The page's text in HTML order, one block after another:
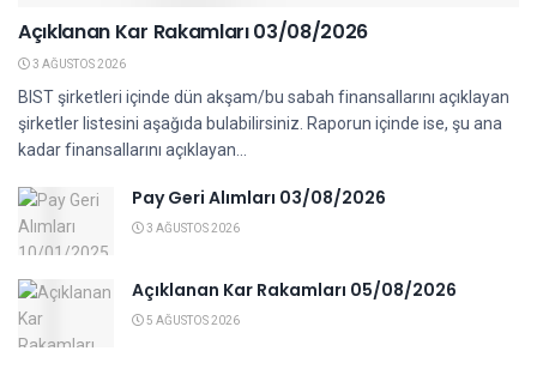
Açıklanan Kar Rakamları 03/08/2026
3 AĞUSTOS 2026
BIST şirketleri içinde dün akşam/bu sabah finansallarını açıklayan
şirketler listesini aşağıda bulabilirsiniz. Raporun içinde ise, şu ana
kadar finansallarını açıklayan...
Pay Geri Alımları 03/08/2026
3 AĞUSTOS 2026
Açıklanan Kar Rakamları 05/08/2026
5 AĞUSTOS 2026